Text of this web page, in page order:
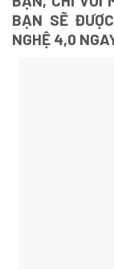
BẠN SẼ
NGHỆ 4,0